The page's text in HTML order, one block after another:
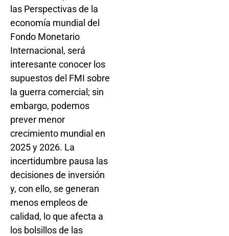
las Perspectivas de la
economía mundial del
Fondo Monetario
Internacional, será
interesante conocer los
supuestos del FMI sobre
la guerra comercial; sin
embargo, podemos
prever menor
crecimiento mundial en
2025 y 2026. La
incertidumbre pausa las
decisiones de inversión
y, con ello, se generan
menos empleos de
calidad, lo que afecta a
los bolsillos de las